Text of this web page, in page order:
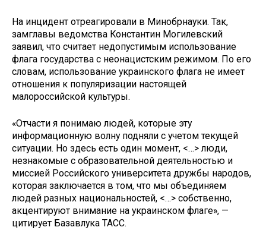
На инцидент отреагировали в Минобрнауки. Так,
замглавы ведомства Константин Могилевский
заявил, что считает недопустимым использование
флага государства с неонацистским режимом. По его
словам, использование украинского флага не имеет
отношения к популяризации настоящей
малороссийской культуры.
«Отчасти я понимаю людей, которые эту
информационную волну подняли с учетом текущей
ситуации. Но здесь есть один момент, <…> люди,
незнакомые с образовательной деятельностью и
миссией Российского университета дружбы народов,
которая заключается в том, что мы объединяем
людей разных национальностей, <…> собственно,
акцентируют внимание на украинском флаге», —
цитирует Базавлука ТАСС.